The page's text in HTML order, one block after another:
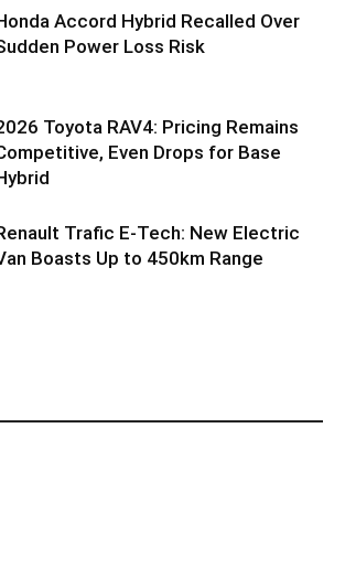
Accord Hybrid Recalled Over
Power Loss Risk
Toyota RAV4: Pricing Remains
Even Drops for Base
Trafic E-Tech: New Electric
Boasts Up to 450km Range